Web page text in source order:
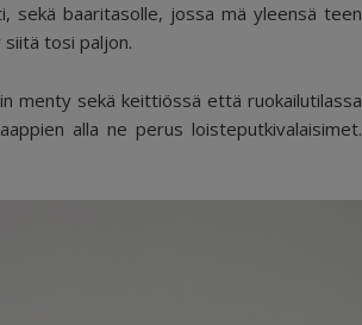
sekä baaritasolle, jossa mä yleensä teen
tosi paljon.
menty sekä keittiössä että ruokailutilassa
alla ne perus loisteputkivalaisimet.